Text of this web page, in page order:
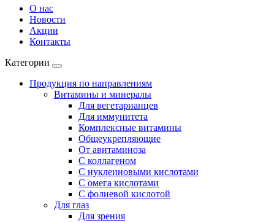
О нас
Новости
Акции
Контакты
Категории
Продукция по направлениям
Витамины и минералы
Для вегетарианцев
Для иммунитета
Комплексные витамины
Общеукрепляющие
От авитаминоза
С коллагеном
С нуклеиновыми кислотами
С омега кислотами
С фолиевой кислотой
Для глаз
Для зрения